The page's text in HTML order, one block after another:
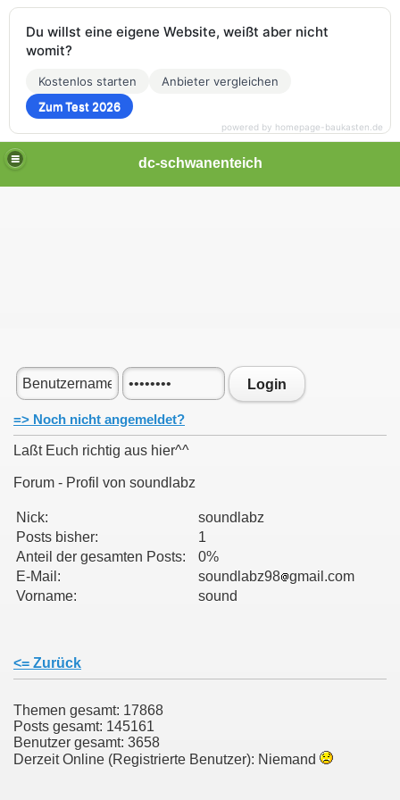
dc-schwanenteich
Login
=> Noch nicht angemeldet?
Laßt Euch richtig aus hier^^
Forum - Profil von soundlabz
Nick:
soundlabz
Posts bisher:
1
Anteil der gesamten Posts:
0%
E-Mail:
soundlabz98 gmail.com
Vorname:
sound
<= Zurück
Themen gesamt: 17868
Posts gesamt: 145161
Benutzer gesamt: 3658
Derzeit Online (Registrierte Benutzer): Niemand
Du willst eine eigene Website, weißt aber nicht
womit?
Kostenlos starten
Anbieter vergleichen
Zum Test 2026
powered by homepage-baukasten.de